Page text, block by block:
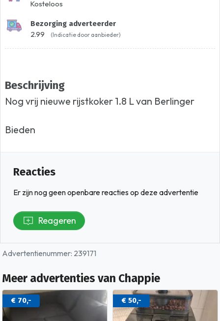
Kosteloos
Bezorging adverteerder
2.99 (Indicatie door aanbieder)
Beschrijving
Nog vrij nieuwe rijstkoker 1.8 L van Berlinger
Bieden
Reacties
Er zijn nog geen openbare reacties op deze advertentie
Reageren
Advertentienummer: 239171
Meer advertenties van Chappie
€ 50,- € 30,-